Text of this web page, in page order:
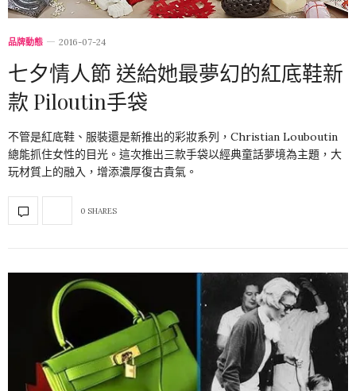
品牌動態 2016-07-24
七夕情人節 送給她最夢幻的紅底鞋新
款 Piloutin手袋
不管是紅底鞋、服裝還是新推出的彩妝系列，Christian Louboutin
總能抓住女性的目光。這次推出三款手袋以經典童話夢境為主題，大
玩材質上的融入，增添濃厚復古貴氣。
0 SHARES